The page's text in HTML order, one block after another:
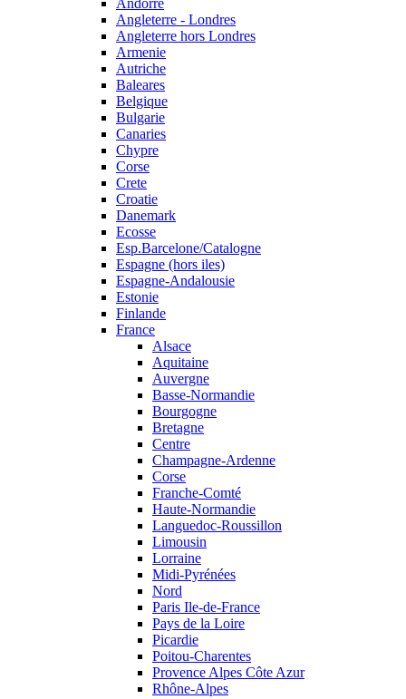
Andorre
Angleterre - Londres
Angleterre hors Londres
Armenie
Autriche
Baleares
Belgique
Bulgarie
Canaries
Chypre
Corse
Crete
Croatie
Danemark
Ecosse
Esp.Barcelone/Catalogne
Espagne (hors iles)
Espagne-Andalousie
Estonie
Finlande
France
Alsace
Aquitaine
Auvergne
Basse-Normandie
Bourgogne
Bretagne
Centre
Champagne-Ardenne
Corse
Franche-Comté
Haute-Normandie
Languedoc-Roussillon
Limousin
Lorraine
Midi-Pyrénées
Nord
Paris Ile-de-France
Pays de la Loire
Picardie
Poitou-Charentes
Provence Alpes Côte Azur
Rhône-Alpes